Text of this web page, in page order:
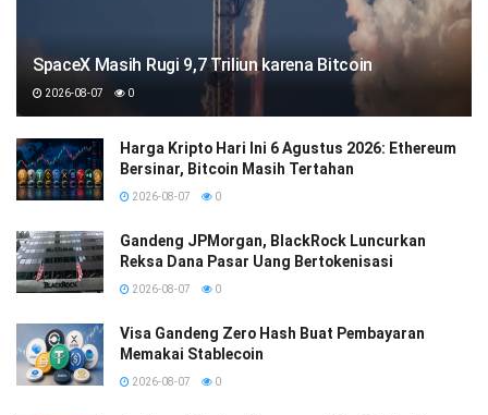
SpaceX Masih Rugi 9,7 Triliun karena Bitcoin
2026-08-07 0
Harga Kripto Hari Ini 6 Agustus 2026: Ethereum
Bersinar, Bitcoin Masih Tertahan
2026-08-07 0
Gandeng JPMorgan, BlackRock Luncurkan
Reksa Dana Pasar Uang Bertokenisasi
2026-08-07 0
Visa Gandeng Zero Hash Buat Pembayaran
Memakai Stablecoin
2026-08-07 0